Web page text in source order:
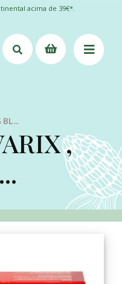
acima de 39€*.
BL...
,